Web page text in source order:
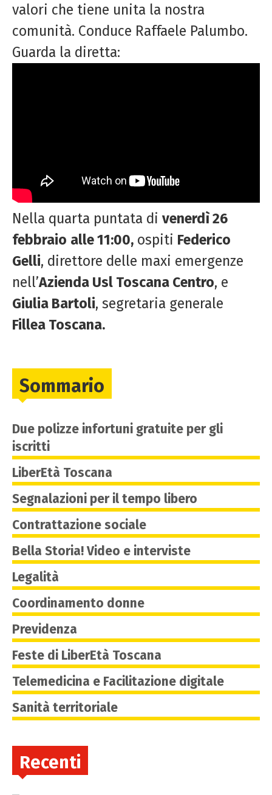
valori che tiene unita la nostra
comunità. Conduce Raffaele Palumbo.
Guarda la diretta:
Nella quarta puntata di venerdì 26
febbraio alle 11:00, ospiti Federico
Gelli, direttore delle maxi emergenze
nell’Azienda Usl Toscana Centro, e
Giulia Bartoli, segretaria generale
Fillea Toscana.
Sommario
Due polizze infortuni gratuite per gli
iscritti
LiberEtà Toscana
Segnalazioni per il tempo libero
Contrattazione sociale
Bella Storia! Video e interviste
Legalità
Coordinamento donne
Previdenza
Feste di LiberEtà Toscana
Telemedicina e Facilitazione digitale
Sanità territoriale
Recenti